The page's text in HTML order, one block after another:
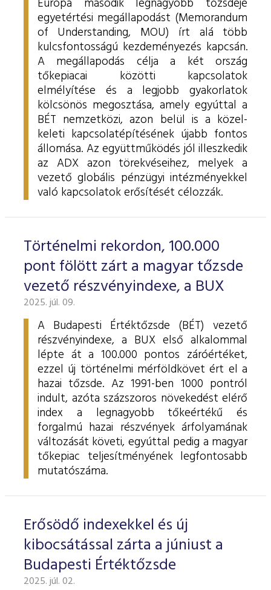
Európa második legnagyobb tőzsdéje
egyetértési megállapodást (Memorandum
of Understanding, MOU) írt alá több
kulcsfontosságú kezdeményezés kapcsán.
A megállapodás célja a két ország
tőkepiacai közötti kapcsolatok
elmélyítése és a legjobb gyakorlatok
kölcsönös megosztása, amely egyúttal a
BÉT nemzetközi, azon belül is a közel-
keleti kapcsolatépítésének újabb fontos
állomása. Az együttműködés jól illeszkedik
az ADX azon törekvéseihez, melyek a
vezető globális pénzügyi intézményekkel
való kapcsolatok erősítését célozzák.
Történelmi rekordon, 100.000
pont fölött zárt a magyar tőzsde
vezető részvényindexe, a BUX
2025. júl. 09.
A Budapesti Értéktőzsde (BÉT) vezető
részvényindexe, a BUX első alkalommal
lépte át a 100.000 pontos záróértéket,
ezzel új történelmi mérföldkövet ért el a
hazai tőzsde. Az 1991-ben 1000 pontról
indult, azóta százszoros növekedést elérő
index a legnagyobb tőkeértékű és
forgalmú hazai részvények árfolyamának
változását követi, egyúttal pedig a magyar
tőkepiac teljesítményének legfontosabb
mutatószáma.
Erősödő indexekkel és új
kibocsátással zárta a júniust a
Budapesti Értéktőzsde
2025. júl. 02.